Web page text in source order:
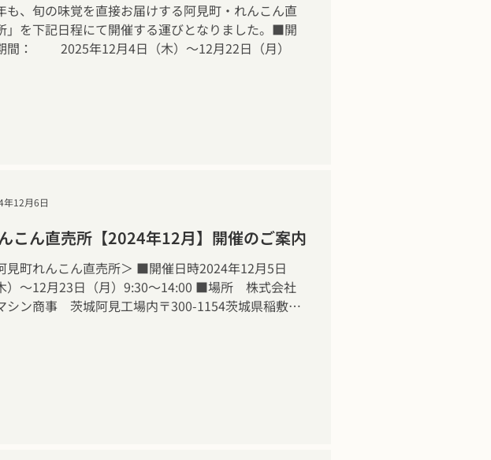
も、旬の味覚を直接お届けする阿見町・れんこん直
」を下記日程にて開催する運びとなりました。■開
間： 2025年12月4日（木）～12月22日（月）
こん直売所【2024年12月】開催のご案内
見町れんこん直売所＞ ■開催日時2024年12月5日
木）～12月23日（月）9:30～14:00 ■場所 株式会社
シン商事 茨城阿見工場内〒300-1154茨城県稲敷郡
年12月6日